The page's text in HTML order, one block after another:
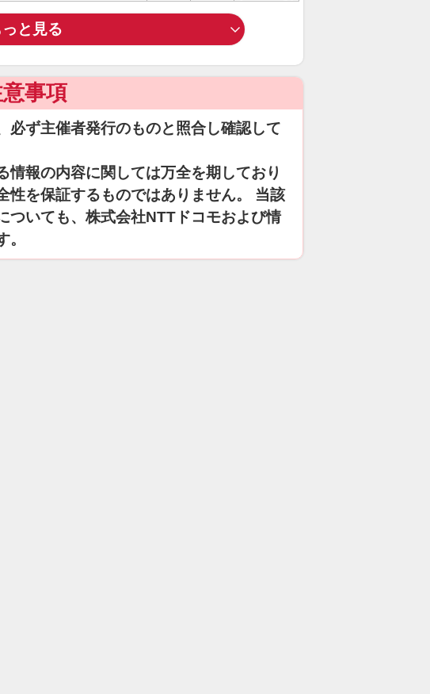
っと見る
事項
必ず主催者発行のものと照合し確認して
報の内容に関しては万全を期しており
性を保証するものではありません。 当該
ついても、株式会社NTTドコモおよび情